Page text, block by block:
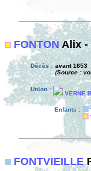
FONTONAlix -
Décès : avant 1653
(Source :
Union :
VERNE
Enfants :
FONTVIEILLE